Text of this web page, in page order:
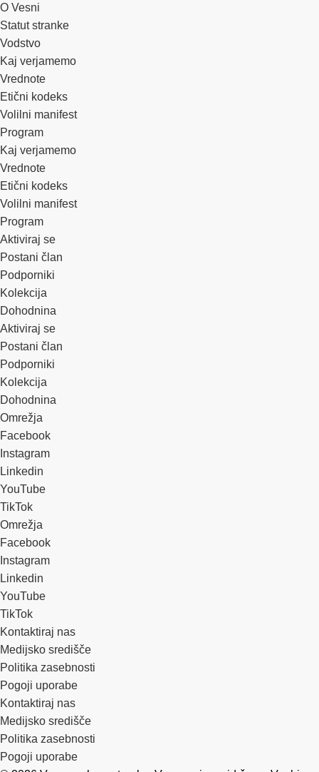
O Vesni
Statut stranke
Vodstvo
Kaj verjamemo
Vrednote
Etični kodeks
Volilni manifest
Program
Kaj verjamemo
Vrednote
Etični kodeks
Volilni manifest
Program
Aktiviraj se
Postani član
Podporniki
Kolekcija
Dohodnina
Aktiviraj se
Postani član
Podporniki
Kolekcija
Dohodnina
Omrežja
Facebook
Instagram
Linkedin
YouTube
TikTok
Omrežja
Facebook
Instagram
Linkedin
YouTube
TikTok
Kontaktiraj nas
Medijsko središče
Politika zasebnosti
Pogoji uporabe
Kontaktiraj nas
Medijsko središče
Politika zasebnosti
Pogoji uporabe